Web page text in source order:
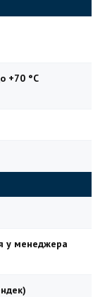
+70 °C
у менеджера